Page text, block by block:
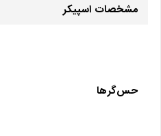
مشخصات اسپیکر
حس‌گرها